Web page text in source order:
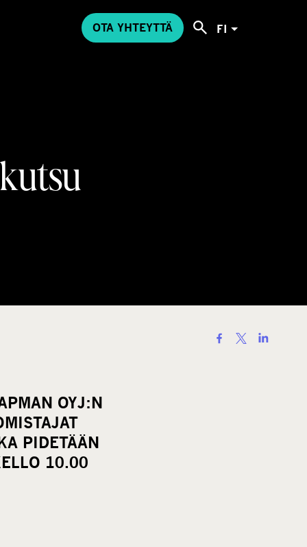
OTA YHTEYTTÄ FI
OYJ:N
PIDETÄÄN
10.00